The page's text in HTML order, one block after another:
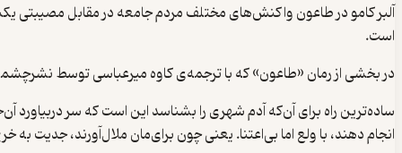
آلبر کامو در طاعون واکنش‌های مختلف مردم جامعه در مقابل مصیبتی
است.
در بخشی از رمان «طاعون» که با ترجمه‌ی کاوه میرعباسی توسط
ساده‌ترین راه برای آن‌که آدم شهری را بشناسد این است که سر
انجام دهند، با ولع اما بی‌اعتنا. یعنی چون برای‌مان ملال‌آورند،